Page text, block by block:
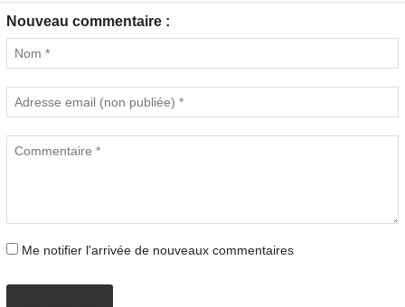
Nouveau commentaire :
Me notifier l'arrivée de nouveaux commentaires